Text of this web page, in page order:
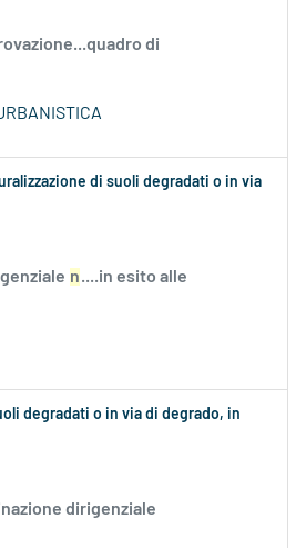
di
di suoli degradati o in via
n....in esito alle
degradati o in via di degrado, in
dirigenziale